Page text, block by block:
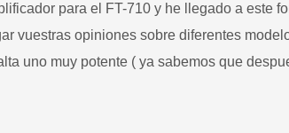
para el FT-710 y he llegado a este
vuestras opiniones sobre diferentes
uno muy potente ( ya sabemos que